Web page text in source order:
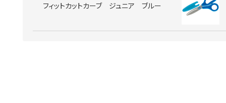
フィットカットカーブ ジュニア ブルー